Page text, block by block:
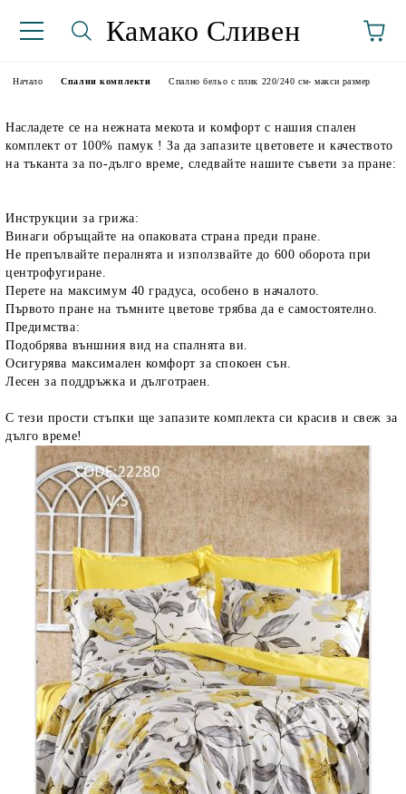
Камако Сливен
Начало Спални комплекти Спално бельо с плик 220/240 см- макси размер
Насладете се на нежната мекота и комфорт с нашия спален
комплект от 100% памук ! За да запазите цветовете и качеството
на тъканта за по-дълго време, следвайте нашите съвети за пране:
Инструкции за грижа:
Винаги обръщайте на опаковата страна преди пране.
Не препълвайте пералнята и използвайте до 600 оборота при
центрофугиране.
Перете на максимум 40 градуса, особено в началото.
Първото пране на тъмните цветове трябва да е самостоятелно.
Предимства:
Подобрява външния вид на спалнята ви.
Осигурява максимален комфорт за спокоен сън.
Лесен за поддръжка и дълготраен.
С тези прости стъпки ще запазите комплекта си красив и свеж за
дълго време!